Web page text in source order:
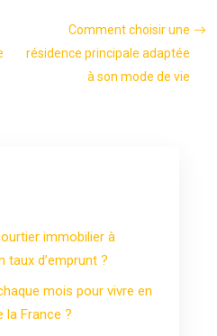
Comment choisir une
résidence principale adaptée
à son mode de vie
immobilier à
taux d’emprunt ?
mois pour vivre en
la France ?